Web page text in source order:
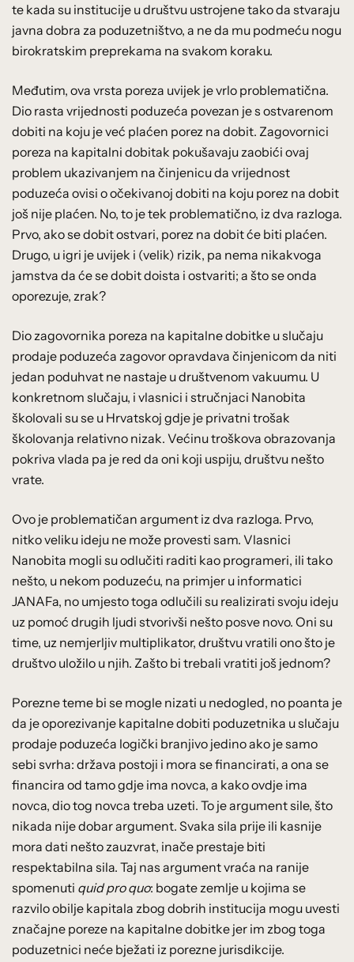
te kada su institucije u društvu ustrojene tako da stvaraju
javna dobra za poduzetništvo, a ne da mu podmeću nogu
birokratskim preprekama na svakom koraku.
Međutim, ova vrsta poreza uvijek je vrlo problematična.
Dio rasta vrijednosti poduzeća povezan je s ostvarenom
dobiti na koju je već plaćen porez na dobit. Zagovornici
poreza na kapitalni dobitak pokušavaju zaobići ovaj
problem ukazivanjem na činjenicu da vrijednost
poduzeća ovisi o očekivanoj dobiti na koju porez na dobit
još nije plaćen. No, to je tek problematično, iz dva razloga.
Prvo, ako se dobit ostvari, porez na dobit će biti plaćen.
Drugo, u igri je uvijek i (velik) rizik, pa nema nikakvoga
jamstva da će se dobit doista i ostvariti; a što se onda
oporezuje, zrak?
Dio zagovornika poreza na kapitalne dobitke u slučaju
prodaje poduzeća zagovor opravdava činjenicom da niti
jedan poduhvat ne nastaje u društvenom vakuumu. U
konkretnom slučaju, i vlasnici i stručnjaci Nanobita
školovali su se u Hrvatskoj gdje je privatni trošak
školovanja relativno nizak. Većinu troškova obrazovanja
pokriva vlada pa je red da oni koji uspiju, društvu nešto
vrate.
Ovo je problematičan argument iz dva razloga. Prvo,
nitko veliku ideju ne može provesti sam. Vlasnici
Nanobita mogli su odlučiti raditi kao programeri, ili tako
nešto, u nekom poduzeću, na primjer u informatici
JANAFa, no umjesto toga odlučili su realizirati svoju ideju
uz pomoć drugih ljudi stvorivši nešto posve novo. Oni su
time, uz nemjerljiv multiplikator, društvu vratili ono što je
društvo uložilo u njih. Zašto bi trebali vratiti još jednom?
Porezne teme bi se mogle nizati u nedogled, no poanta je
da je oporezivanje kapitalne dobiti poduzetnika u slučaju
prodaje poduzeća logički branjivo jedino ako je samo
sebi svrha: država postoji i mora se financirati, a ona se
financira od tamo gdje ima novca, a kako ovdje ima
novca, dio tog novca treba uzeti. To je argument sile, što
nikada nije dobar argument. Svaka sila prije ili kasnije
mora dati nešto zauzvrat, inače prestaje biti
respektabilna sila. Taj nas argument vraća na ranije
spomenuti quid pro quo: bogate zemlje u kojima se
razvilo obilje kapitala zbog dobrih institucija mogu uvesti
značajne poreze na kapitalne dobitke jer im zbog toga
poduzetnici neće bježati iz porezne jurisdikcije.